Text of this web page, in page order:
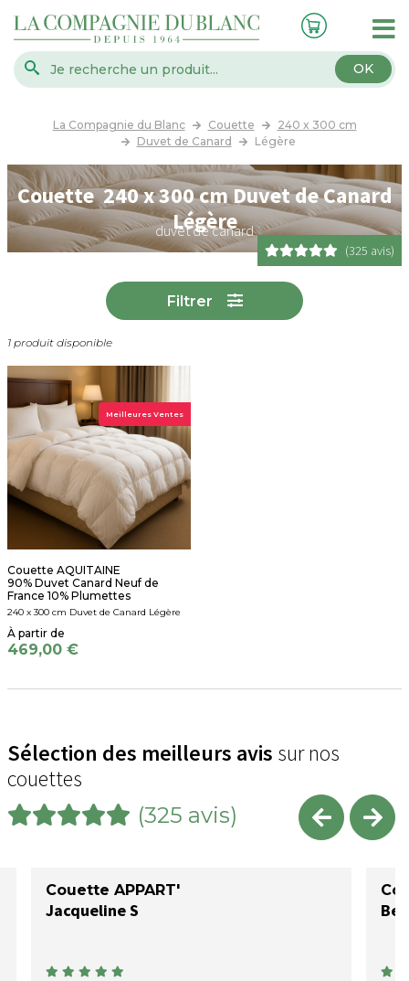
OK
La Compagnie du Blanc Couette
240 x 300 cm
Duvet de Canard
Légère
Couette 240 x 300 cm Duvet de Canard
Légère
duvet de canard
(325 avis)
Filtrer
1 produit disponible
Meilleures Ventes
Couette AQUITAINE
90% Duvet Canard Neuf de
France 10% Plumettes
240 x 300 cm Duvet de Canard Légère
469,00 €
Sélection des meilleurs avis sur nos
couettes
(325 avis)
Couette APPART'
Jacqueline S